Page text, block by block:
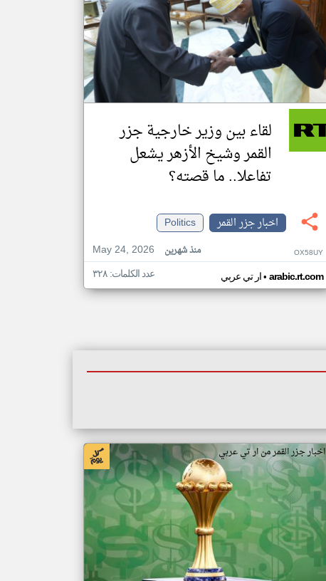
لقاء بين وزير خارجية جزر
القمر وشيخ الأزهر يشعل
تفاعلا.. ما قصته؟
اخبار جزر القمر
Politics
May 24, 2026
منذ شهرين OX58UY
ار تي عربي• arabic.rt.com عدد الكلمات: ٣٢٨
اخبار جزر القمر من ار تي عربي